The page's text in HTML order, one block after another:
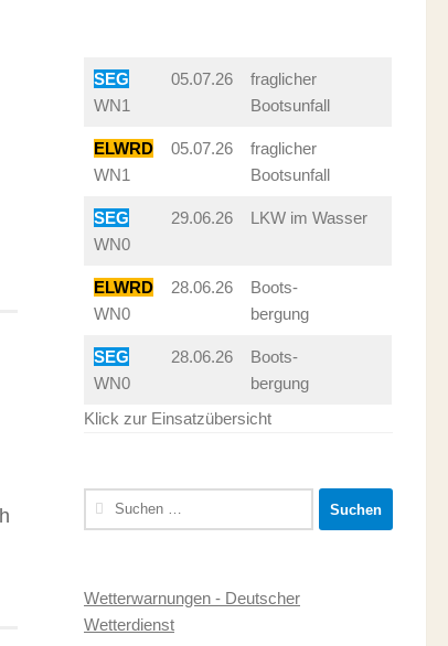
SEG
WN1
05.07.26
fraglicher
Bootsunfall
ELWRD
WN1
05.07.26
fraglicher
Bootsunfall
SEG
WN0
29.06.26 LKW im Wasser
ELWRD
WN0
28.06.26
Boots-
bergung
SEG
WN0
28.06.26
Boots-
bergung
Klick zur Einsatzübersicht
Suchen
nach:
Wetterwarnungen - Deutscher
Wetterdienst